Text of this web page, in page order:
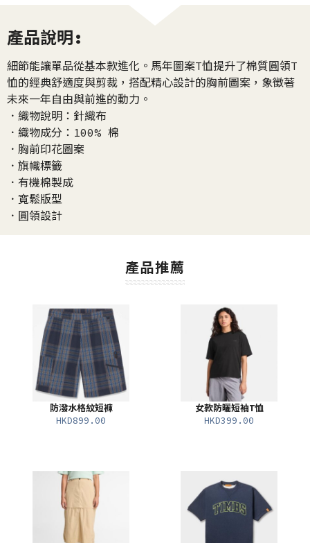
產品說明:
細節能讓單品從基本款進化。馬年圖案T恤提升了棉質圓領T
恤的經典舒適度與剪裁，搭配精心設計的胸前圖案，象徵著
未來一年自由與前進的動力。
．織物說明：針織布
．織物成分：100% 棉
．胸前印花圖案
．旗幟標籤
．有機棉製成
．寬鬆版型
．圓領設計
產品推薦
防潑水格紋短褲
HKD899.00
女款防曬短袖T恤
HKD399.00